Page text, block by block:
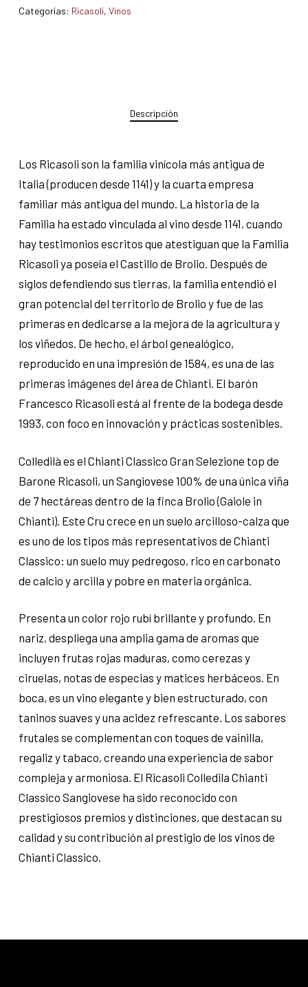
Categorías: Ricasoli, Vinos
Descripción
Los Ricasoli son la familia vinícola más antigua de
Italia (producen desde 1141) y la cuarta empresa
familiar más antigua del mundo. La historia de la
Familia ha estado vinculada al vino desde 1141, cuando
hay testimonios escritos que atestiguan que la Familia
Ricasoli ya poseía el Castillo de Brolio. Después de
siglos defendiendo sus tierras, la familia entendió el
gran potencial del territorio de Brolio y fue de las
primeras en dedicarse a la mejora de la agricultura y
los viñedos. De hecho, el árbol genealógico,
reproducido en una impresión de 1584, es una de las
primeras imágenes del área de Chianti. El barón
Francesco Ricasoli está al frente de la bodega desde
1993, con foco en innovación y prácticas sostenibles.
Colledilà es el Chianti Classico Gran Selezione top de
Barone Ricasoli, un Sangiovese 100% de una única viña
de 7 hectáreas dentro de la finca Brolio (Gaiole in
Chianti). Este Cru crece en un suelo arcilloso-calza que
es uno de los tipos más representativos de Chianti
Classico: un suelo muy pedregoso, rico en carbonato
de calcio y arcilla y pobre en materia orgánica.
Presenta un color rojo rubí brillante y profundo. En
nariz, despliega una amplia gama de aromas que
incluyen frutas rojas maduras, como cerezas y
ciruelas, notas de especias y matices herbáceos. En
boca, es un vino elegante y bien estructurado, con
taninos suaves y una acidez refrescante. Los sabores
frutales se complementan con toques de vainilla,
regaliz y tabaco, creando una experiencia de sabor
compleja y armoniosa. El Ricasoli Colledila Chianti
Classico Sangiovese ha sido reconocido con
prestigiosos premios y distinciones, que destacan su
calidad y su contribución al prestigio de los vinos de
Chianti Classico.